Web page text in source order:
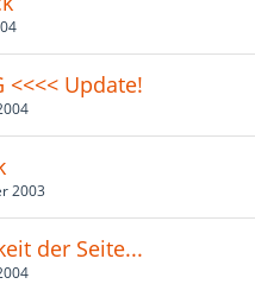
<<<< Update!
2003
der Seite...